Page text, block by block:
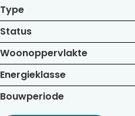
Type
Status
Woonoppervlakte
Energieklasse
Bouwperiode